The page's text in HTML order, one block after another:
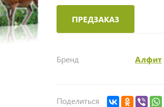
ПРЕДЗАКАЗ
Бренд Алфит
Поделиться